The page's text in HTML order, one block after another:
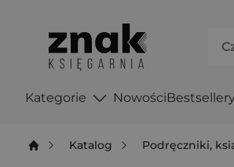
Kategorie Nowości
Katalog Podręczniki,